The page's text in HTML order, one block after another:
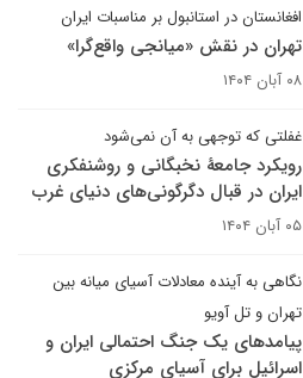
افغانستان در استانبول بر مناسبات ایران
تهران در نقش «میانجی واقع‌گرا»
۰۸ آبان ۱۴۰۴
غفلتی که توجهی به آن نمی‌شود
رویکرد جامعۀ نخبگانی و روشنفکری
ایران در قبال دگرگونی‌های دنیای غرب
۰۵ آبان ۱۴۰۴
نگاهی به آینده معادلات آسیای میانه بین
تهران و تل آویو
پیامدهای یک جنگ احتمالی ایران و
اسرائیل برای آسیای مرکزی